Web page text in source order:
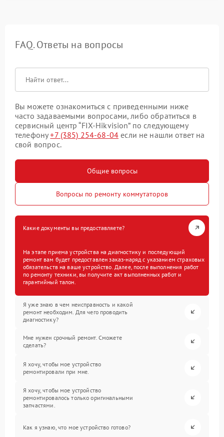
FAQ. Ответы на вопросы
Вы можете ознакомиться с приведенными ниже
часто задаваемыми вопросами, либо обратиться в
сервисный центр “FIX-Hikvision” по следующему
телефону+7 (385) 254-68-04 если не нашли ответ на
свой вопрос.
Общие вопросы
Вопросы по ремонту коммутаторов
Какие документы вы предоставляете?
На этапе приема устройства на диагностику и последующий
ремонт вам будет предоставлен заказ-наряд с указанием страховых
обязательств на ваше устройство. Далее, после выполнения работ
по ремонту техники, вы получите акт выполненных работ и
гарантийный талон.
Я уже знаю в чем неисправность и какой
ремонт необходим. Для чего проводить
диагностику?
Мне нужен срочный ремонт. Сможете
сделать?
Я хочу, чтобы мое устройство
ремонтировали при мне.
Я хочу, чтобы мое устройство
ремонтировалось только оригинальными
запчастями.
Как я узнаю, что мое устройство готово?